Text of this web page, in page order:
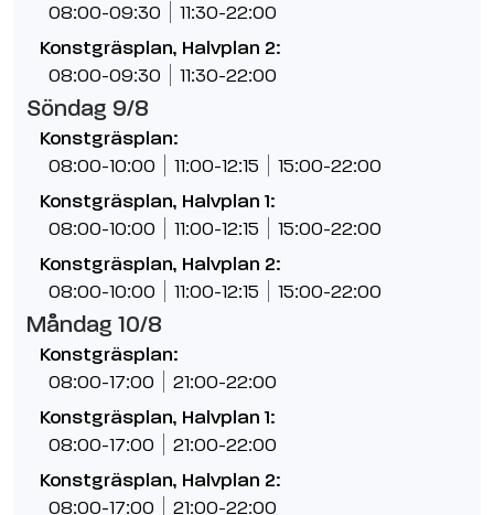
08:00-09:30 11:30-22:00
Konstgräsplan, Halvplan 2:
08:00-09:30 11:30-22:00
Söndag 9/8
Konstgräsplan:
08:00-10:00 11:00-12:15 15:00-22:00
Konstgräsplan, Halvplan 1:
08:00-10:00 11:00-12:15 15:00-22:00
Konstgräsplan, Halvplan 2:
08:00-10:00 11:00-12:15 15:00-22:00
Måndag 10/8
Konstgräsplan:
08:00-17:00 21:00-22:00
Konstgräsplan, Halvplan 1:
08:00-17:00 21:00-22:00
Konstgräsplan, Halvplan 2:
08:00-17:00 21:00-22:00